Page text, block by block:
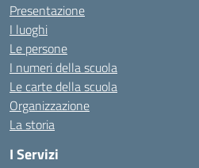
Presentazione
I luoghi
Le persone
I numeri della scuola
Le carte della scuola
Organizzazione
La storia
I Servizi